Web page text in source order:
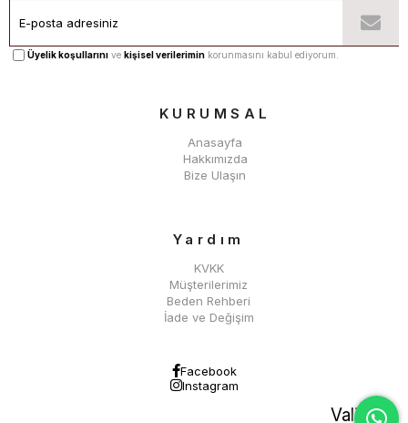
Üyelik koşullarını ve kişisel verilerimin korunmasını kabul ediyorum.
KURUMSAL
Anasayfa
Hakkımızda
Bize Ulaşın
Yardım
KVKK
Müşterilerimiz
Beden Rehberi
İade ve Değişim
Facebook
Instagram
Valiberta